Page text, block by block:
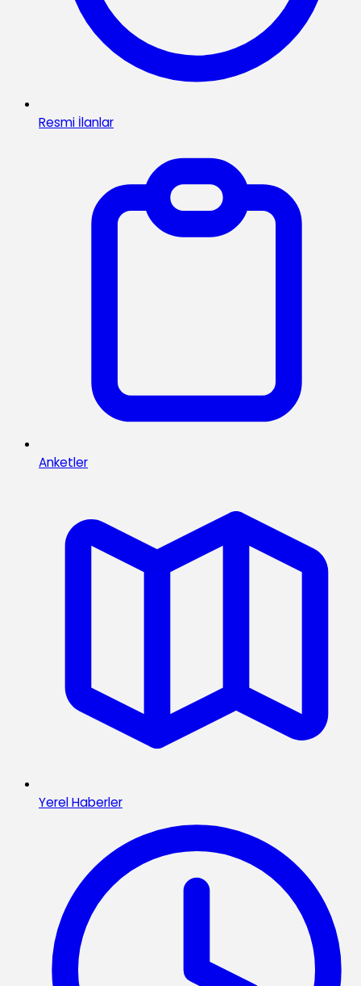
Resmi İlanlar
Anketler
Yerel Haberler